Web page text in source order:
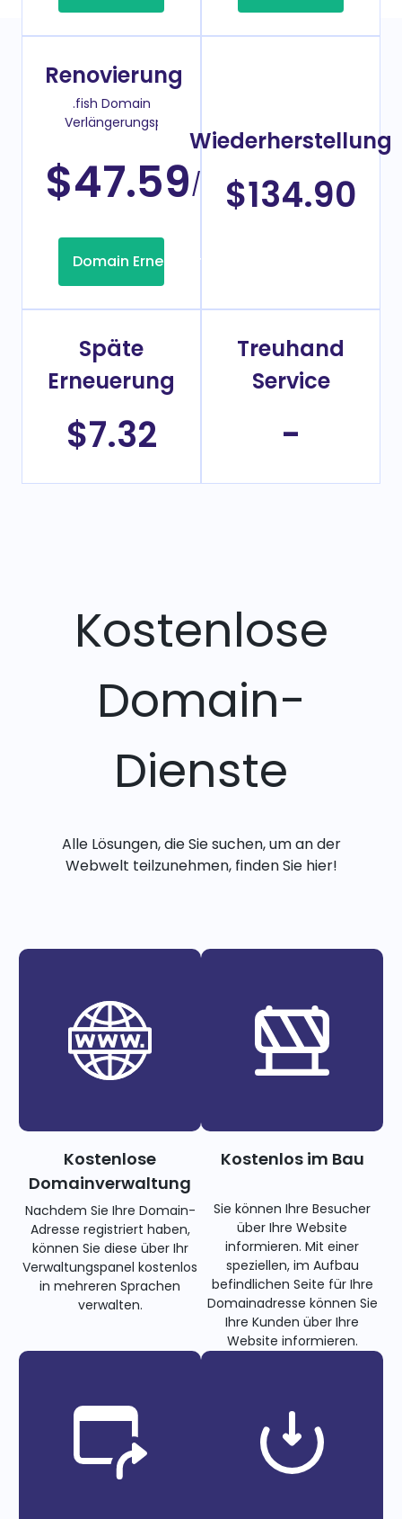
Renovierung
.fish Domain
Verlängerungspreis
$47.59/Jahr
Domain Erneuerung
Wiederherstellung
$134.90
Späte
Erneuerung
$7.32
Treuhand
Service
-
Kostenlose
Domain-
Dienste
Alle Lösungen, die Sie suchen, um an der
Webwelt teilzunehmen, finden Sie hier!
Kostenlose
Domainverwaltung
Nachdem Sie Ihre Domain-
Adresse registriert haben,
können Sie diese über Ihr
Verwaltungspanel kostenlos
in mehreren Sprachen
verwalten.
Kostenlos im Bau
Sie können Ihre Besucher
über Ihre Website
informieren. Mit einer
speziellen, im Aufbau
befindlichen Seite für Ihre
Domainadresse können Sie
Ihre Kunden über Ihre
Website informieren.